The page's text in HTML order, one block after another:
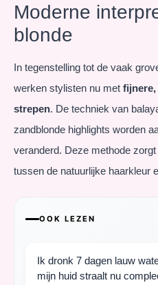
Moderne
blonde
In tegenstelling tot de vaak
werken stylisten nu met
strepen. De techniek van
zandblonde highlights worden
veranderd. Deze methode
tussen de natuurlijke haarkleur
OOK LEZEN
Ik dronk 7 dagen lauw
mijn huid straalt nu